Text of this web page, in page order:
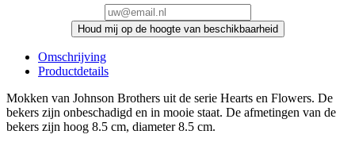
Houd mij op de hoogte van beschikbaarheid
Omschrijving
Productdetails
Mokken van Johnson Brothers uit de serie Hearts en Flowers. De
bekers zijn onbeschadigd en in mooie staat. De afmetingen van de
bekers zijn hoog 8.5 cm, diameter 8.5 cm.